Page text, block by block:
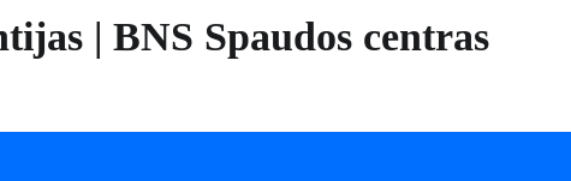
| BNS Spaudos centras